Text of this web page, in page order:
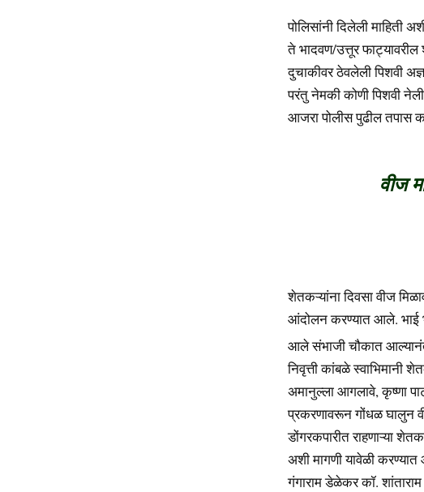
पोलिसांनी दिलेली माहिती
ते भादवण/उत्तूर
दुचाकीवर ठेवलेली पिशवी
परंतु नेमकी कोणी पिशवी
आजरा पोलीस पुढील तपास
वीज
शेतकऱ्यांना दिवसा वीज
आंदोलन करण्यात आले. भाई
आले संभाजी चौकात
निवृत्ती कांबळे स्वाभिमानी
अमानुल्ला आगलावे, कृष्णा
प्रकरणावरून गोंधळ घालुन
डोंगरकपारीत राहणाऱ्या
अशी मागणी यावेळी
गंगाराम डेळेकर कॉ.